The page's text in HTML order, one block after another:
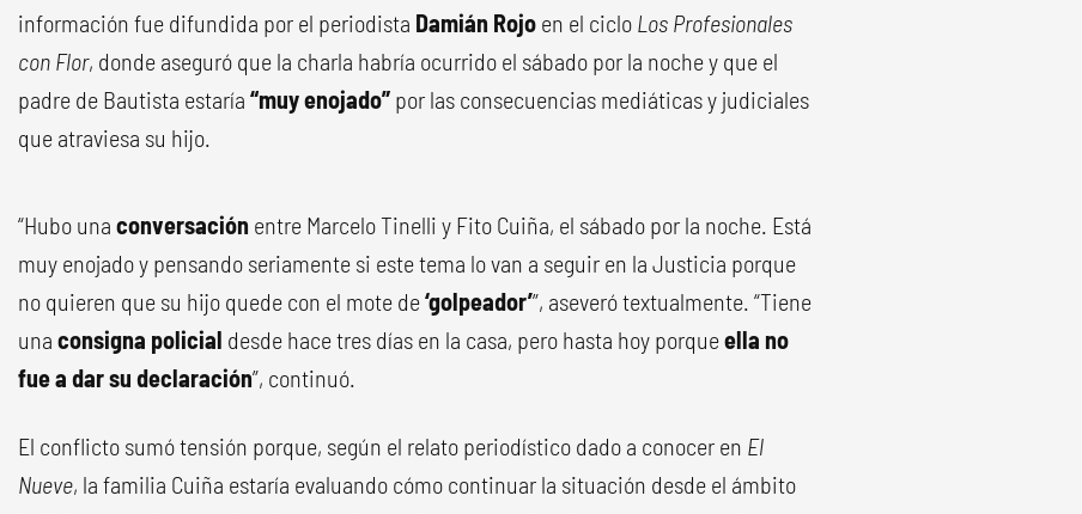
información fue difundida por el periodista Damián Rojo en el ciclo Los Profesionales
con Flor, donde aseguró que la charla habría ocurrido el sábado por la noche y que el
padre de Bautista estaría “muy enojado” por las consecuencias mediáticas y judiciales
que atraviesa su hijo.
“Hubo una conversación entre Marcelo Tinelli y Fito Cuiña, el sábado por la noche. Está
muy enojado y pensando seriamente si este tema lo van a seguir en la Justicia porque
no quieren que su hijo quede con el mote de‘golpeador’”, aseveró textualmente. “Tiene
una consigna policial desde hace tres días en la casa, pero hasta hoy porqueella no
fue a dar su declaración”, continuó.
El conflicto sumó tensión porque, según el relato periodístico dado a conocer en El
Nueve, la familia Cuiña estaría evaluando cómo continuar la situación desde el ámbito